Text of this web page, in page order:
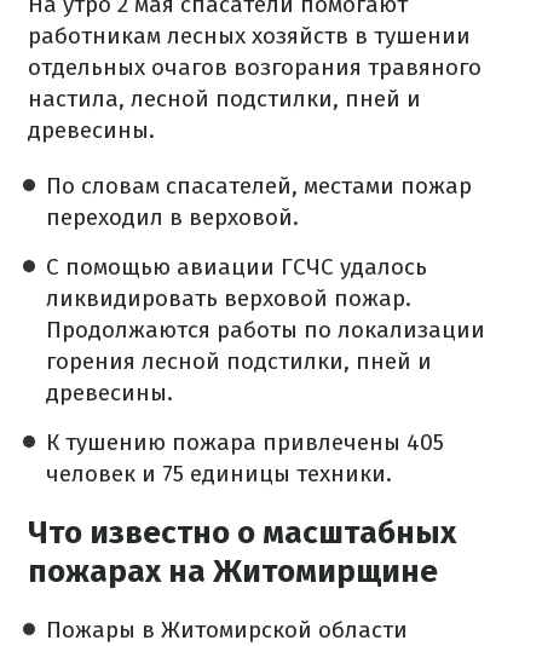
работникам лесных хозяйств в тушении
отдельных очагов возгорания травяного
настила, лесной подстилки, пней и
древесины.
По словам спасателей, местами пожар
переходил в верховой.
С помощью авиации ГСЧС удалось
ликвидировать верховой пожар.
Продолжаются работы по локализации
горения лесной подстилки, пней и
древесины.
К тушению пожара привлечены 405
человек и 75 единицы техники.
Что известно о масштабных
пожарах на Житомирщине
Пожары в Житомирской области